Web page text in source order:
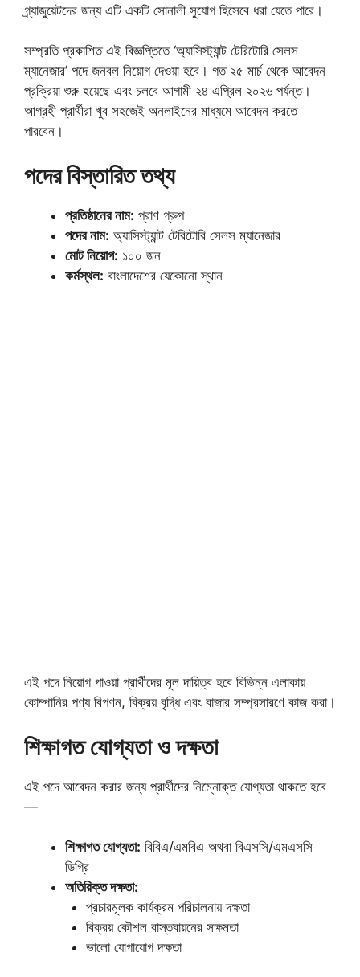
গ্র্যাজুয়েটদের জন্য এটি একটি সোনালী সুযোগ হিসেবে ধরা যেতে পারে।
সম্প্রতি প্রকাশিত এই বিজ্ঞপ্তিতে ‘অ্যাসিস্ট্যান্ট টেরিটোরি সেলস
ম্যানেজার’ পদে জনবল নিয়োগ দেওয়া হবে। গত ২৫ মার্চ থেকে আবেদন
প্রক্রিয়া শুরু হয়েছে এবং চলবে আগামী ২৪ এপ্রিল ২০২৬ পর্যন্ত।
আগ্রহী প্রার্থীরা খুব সহজেই অনলাইনের মাধ্যমে আবেদন করতে
পারবেন।
পদের বিস্তারিত তথ্য
প্রতিষ্ঠানের নাম: প্রাণ গ্রুপ
পদের নাম: অ্যাসিস্ট্যান্ট টেরিটোরি সেলস ম্যানেজার
মোট নিয়োগ: ১০০ জন
কর্মস্থল: বাংলাদেশের যেকোনো স্থান
এই পদে নিয়োগ পাওয়া প্রার্থীদের মূল দায়িত্ব হবে বিভিন্ন এলাকায়
কোম্পানির পণ্য বিপণন, বিক্রয় বৃদ্ধি এবং বাজার সম্প্রসারণে কাজ করা।
শিক্ষাগত যোগ্যতা ও দক্ষতা
এই পদে আবেদন করার জন্য প্রার্থীদের নিম্নোক্ত যোগ্যতা থাকতে হবে
—
শিক্ষাগত যোগ্যতা: বিবিএ/এমবিএ অথবা বিএসসি/এমএসসি
ডিগ্রি
অতিরিক্ত দক্ষতা:
প্রচারমূলক কার্যক্রম পরিচালনায় দক্ষতা
বিক্রয় কৌশল বাস্তবায়নের সক্ষমতা
ভালো যোগাযোগ দক্ষতা